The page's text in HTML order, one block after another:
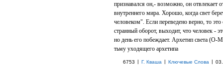
признавался он,- возможно, он отвлекает
внутреннего мира. Хорошо, когда свет
человеком". Если переведено верно, то это
странный оборот, выходит, что человек -
но день его побеждает. Архетип света (О-
тьму уходящего архетипа
6753 | Г. Кваша | Ключевые Слова |